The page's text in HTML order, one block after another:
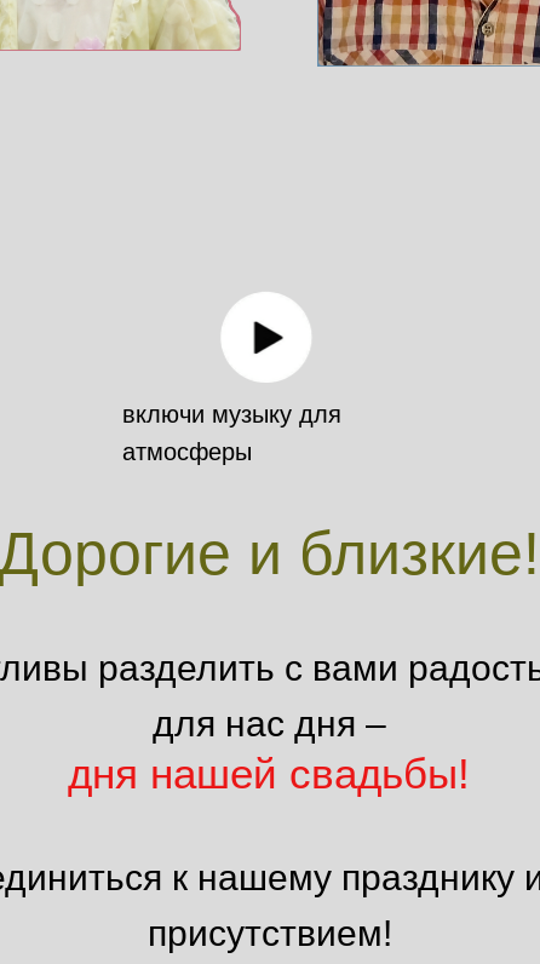
и близкие!
дня нашей свадьбы!
разделить с вами
для нас дня –
к нашему празднику
присутствием!
включи музыку для
атмосферы